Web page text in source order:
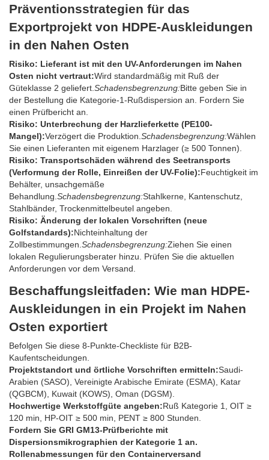
Präventionsstrategien für das
Exportprojekt von HDPE-Auskleidungen
in den Nahen Osten
Risiko: Lieferant ist mit den UV-Anforderungen im Nahen
Osten nicht vertraut:Wird standardmäßig mit Ruß der
Güteklasse 2 geliefert. Schadensbegrenzung:Bitte geben Sie in
der Bestellung die Kategorie-1-Rußdispersion an. Fordern Sie
einen Prüfbericht an.
Risiko: Unterbrechung der Harzlieferkette (PE100-
Mangel):Verzögert die Produktion. Schadensbegrenzung:Wählen
Sie einen Lieferanten mit eigenem Harzlager (≥ 500 Tonnen).
Risiko: Transportschäden während des Seetransports
(Verformung der Rolle, Einreißen der UV-Folie):Feuchtigkeit im
Behälter, unsachgemäße
Behandlung. Schadensbegrenzung:Stahlkerne, Kantenschutz,
Stahlbänder, Trockenmittelbeutel angeben.
Risiko: Änderung der lokalen Vorschriften (neue
Golfstandards):Nichteinhaltung der
Zollbestimmungen. Schadensbegrenzung:Ziehen Sie einen
lokalen Regulierungsberater hinzu. Prüfen Sie die aktuellen
Anforderungen vor dem Versand.
Beschaffungsleitfaden: Wie man HDPE-
Auskleidungen in ein Projekt im Nahen
Osten exportiert
Befolgen Sie diese 8-Punkte-Checkliste für B2B-
Kaufentscheidungen.
Projektstandort und örtliche Vorschriften ermitteln:Saudi-
Arabien (SASO), Vereinigte Arabische Emirate (ESMA), Katar
(QGBCM), Kuwait (KOWS), Oman (DGSM).
Hochwertige Werkstoffgüte angeben:Ruß Kategorie 1, OIT ≥
120 min, HP-OIT ≥ 500 min, PENT ≥ 800 Stunden.
Fordern Sie GRI GM13-Prüfberichte mit
Dispersionsmikrographien der Kategorie 1 an.
Rollenabmessungen für den Containerversand